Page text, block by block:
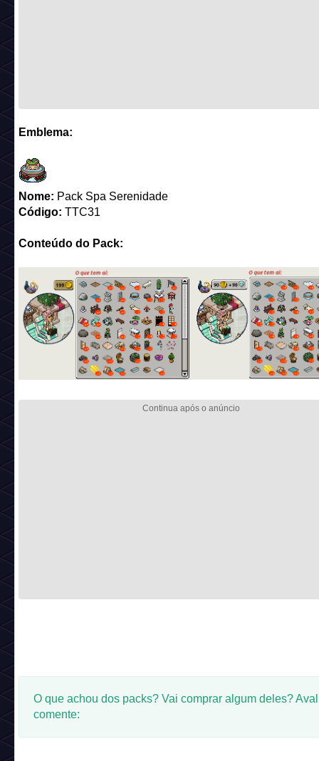
Emblema:
Nome: Pack Spa Serenidade
Código: TTC31
Conteúdo do Pack:
O que achou dos packs? Vai comprar algum deles?
comente: